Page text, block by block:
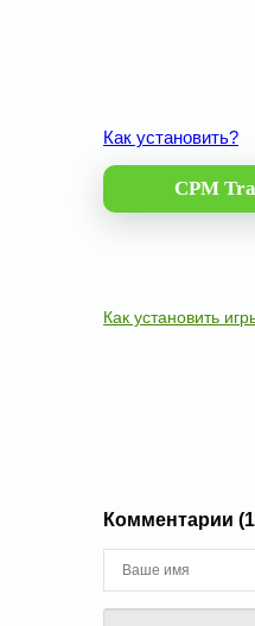
Как установить?
CPM
Как установить
Комментарии